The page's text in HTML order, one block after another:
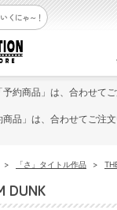
くにゃ～！
予約商品」は、合わせて
品」は、合わせてご注
> 「さ」タイトル作品 >
DUNK